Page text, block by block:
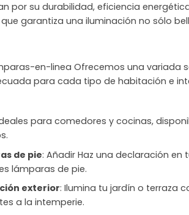
por su durabilidad, eficiencia
garantiza una iluminación no sólo
en-linea Ofrecemos una variada
para cada tipo de habitación e
para comedores y cocinas,
de pie: Añadir Haz una declaración en
lámparas de pie.
exterior: Ilumina tu jardín o terraza
a la intemperie.